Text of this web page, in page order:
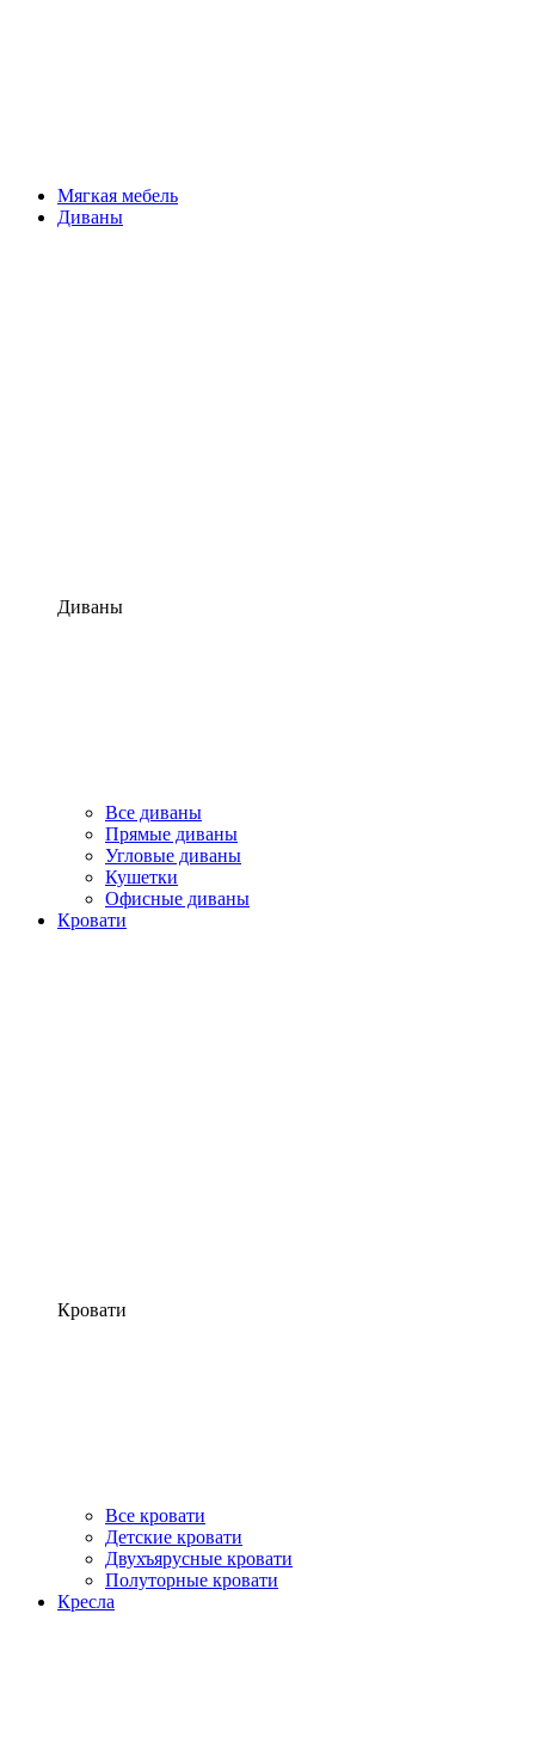
Мягкая мебель
Диваны
Диваны
Все диваны
Прямые диваны
Угловые диваны
Кушетки
Офисные диваны
Кровати
Кровати
Все кровати
Детские кровати
Двухъярусные кровати
Полуторные кровати
Кресла